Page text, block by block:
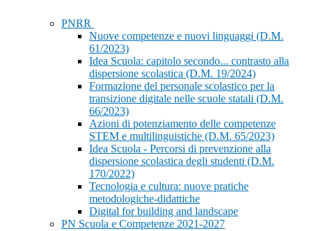
PNRR
Nuove competenze e nuovi linguaggi (D.M.
61/2023)
Idea Scuola: capitolo secondo... contrasto alla
dispersione scolastica (D.M. 19/2024)
Formazione del personale scolastico per la
transizione digitale nelle scuole statali (D.M.
66/2023)
Azioni di potenziamento delle competenze
STEM e multilinguistiche (D.M. 65/2023)
Idea Scuola - Percorsi di prevenzione alla
dispersione scolastica degli studenti (D.M.
170/2022)
Tecnologia e cultura: nuove pratiche
metodologiche-didattiche
Digital for building and landscape
PN Scuola e Competenze 2021-2027